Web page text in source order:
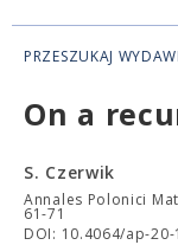
PRZESZUKAJ
On a
S. Czerwik
Annales Polonici
61-71
DOI: 10.4064/ap-20-